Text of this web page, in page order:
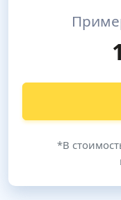
*В